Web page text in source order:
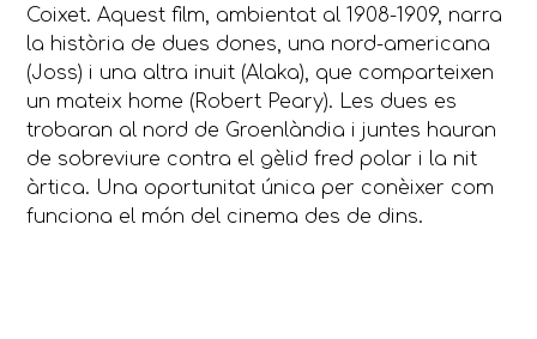
Coixet. Aquest film, ambientat al 1908-1909, narra
la història de dues dones, una nord-americana
(Joss) i una altra inuit (Alaka), que comparteixen
un mateix home (Robert Peary). Les dues es
trobaran al nord de Groenlàndia i juntes hauran
de sobreviure contra el gèlid fred polar i la nit
àrtica. Una oportunitat única per conèixer com
funciona el món del cinema des de dins.